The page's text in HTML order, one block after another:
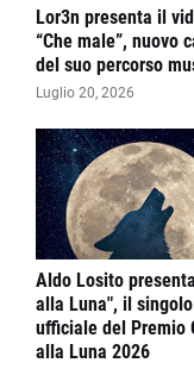
Lor3n presenta il
“Che male”, nuovo
del suo percorso
Luglio 20, 2026
Aldo Losito
alla Luna", il singolo
ufficiale del Premio
alla Luna 2026